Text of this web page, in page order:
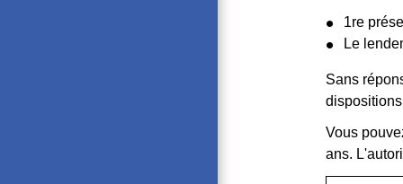
1re
Le
Sans
Vous
ans.